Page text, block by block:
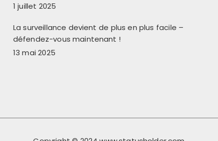
1 juillet 2025
La surveillance devient de plus en plus facile –
défendez-vous maintenant !
13 mai 2025